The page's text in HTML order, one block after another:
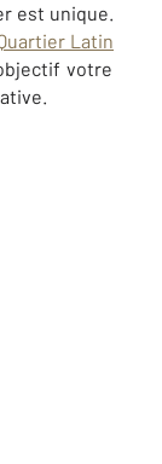
est unique.
Latin
votre
.